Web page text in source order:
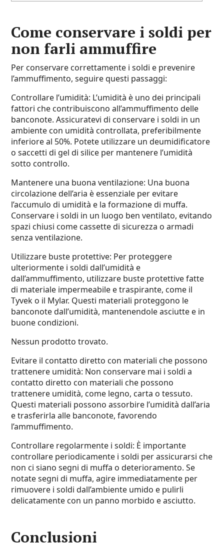
Come conservare i soldi per
non farli ammuffire
Per conservare correttamente i soldi e prevenire
l’ammuffimento, seguire questi passaggi:
Controllare l’umidità: L’umidità è uno dei principali
fattori che contribuiscono all’ammuffimento delle
banconote. Assicuratevi di conservare i soldi in un
ambiente con umidità controllata, preferibilmente
inferiore al 50%. Potete utilizzare un deumidificatore
o saccetti di gel di silice per mantenere l’umidità
sotto controllo.
Mantenere una buona ventilazione: Una buona
circolazione dell’aria è essenziale per evitare
l’accumulo di umidità e la formazione di muffa.
Conservare i soldi in un luogo ben ventilato, evitando
spazi chiusi come cassette di sicurezza o armadi
senza ventilazione.
Utilizzare buste protettive: Per proteggere
ulteriormente i soldi dall’umidità e
dall’ammuffimento, utilizzare buste protettive fatte
di materiale impermeabile e traspirante, come il
Tyvek o il Mylar. Questi materiali proteggono le
banconote dall’umidità, mantenendole asciutte e in
buone condizioni.
Nessun prodotto trovato.
Evitare il contatto diretto con materiali che possono
trattenere umidità: Non conservare mai i soldi a
contatto diretto con materiali che possono
trattenere umidità, come legno, carta o tessuto.
Questi materiali possono assorbire l’umidità dall’aria
e trasferirla alle banconote, favorendo
l’ammuffimento.
Controllare regolarmente i soldi: È importante
controllare periodicamente i soldi per assicurarsi che
non ci siano segni di muffa o deterioramento. Se
notate segni di muffa, agire immediatamente per
rimuovere i soldi dall’ambiente umido e pulirli
delicatamente con un panno morbido e asciutto.
Conclusioni